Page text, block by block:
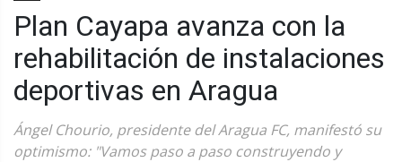
Plan Cayapa avanza con la
rehabilitación de instalaciones
deportivas en Aragua
Ángel Chourio, presidente del Aragua FC, manifestó su
optimismo: "Vamos paso a paso construyendo y